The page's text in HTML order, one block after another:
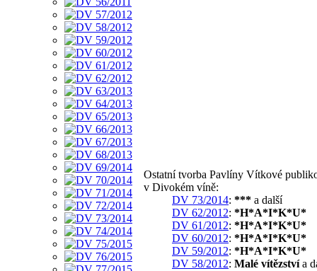
Ostatní tvorba Pavlíny Vítkové
v Divokém víně:
DV 73/2014: *** a další
DV 62/2012: *H*A*I*K*U*
DV 61/2012: *H*A*I*K*U*
DV 60/2012: *H*A*I*K*U*
DV 59/2012: *H*A*I*K*U*
DV 58/2012: Malé vítězstvía